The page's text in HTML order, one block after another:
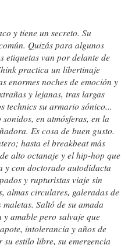
y tiene un secreto. Su
Quizás para algunos
etiquetas van por delante de
practica un libertinaje
enormes noches de emoción y
y lejanas, tras largas
technics su armario sónico...
en atmósferas, en la
Es cosa de buen gusto.
hasta el breakbeat más
alto octanaje y el hip-hop que
y con doctorado autodidacta
y rupturistas viaje sin
almas circulares, galeradas de
Saltó de su amada
amable pero salvaje que
intolerancia y años de
estilo libre, su emergencia